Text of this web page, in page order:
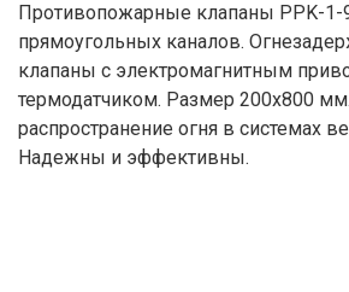
Противопожарные клапаны PPK-1-
прямоугольных каналов.
клапаны с электромагнитным
термодатчиком. Размер 200x800
распространение огня в системах
Надежны и эффективны.